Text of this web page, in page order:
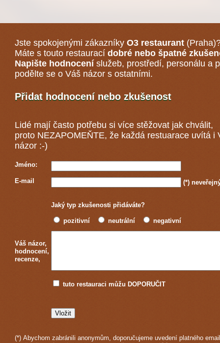
Jste spokojenými zákazníky O3 restaurant (Praha)
Máte s touto restaurací dobré nebo špatné
Napište hodnocení služeb, prostředí, personálu a
podělte se o Váš názor s ostatními.
Přidat hodnocení nebo zkušenost
Lidé mají často potřebu si více stěžovat jak chválit,
proto NEZAPOMEŇTE, že každá restuarace uvítá i
názor :-)
Jméno:
E-mail (*)
Jaký typ zkušenosti přidáváte?
pozitivní neutrální negativní
Váš názor,
hodnocení,
recenze,
tuto restauraci můžu DOPORUČIT
(*) Abychom zabránili anonymům, doporučujeme uvedení platného